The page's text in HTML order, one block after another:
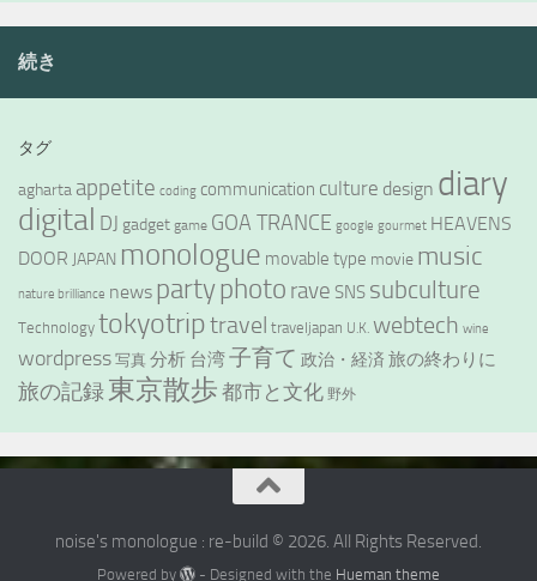
続き
タグ
agharta appetite coding communication culture design diary
digital DJ gadget game GOA TRANCE google gourmet HEAVENS
DOOR JAPAN monologue movable type movie music
nature brilliance news partyphoto rave SNS subculture
Technology tokyotriptravel traveljapan U.K. webtech wine
wordpress 写真 分析 台湾子育て 政治・経済 旅の終わりに
旅の記録東京散歩 都市と文化 野外
noise's monologue : re-build © 2026. All Rights Reserved.
Powered by - Designed with the Hueman theme